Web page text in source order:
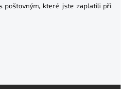
poštovným, které jste zaplatili při